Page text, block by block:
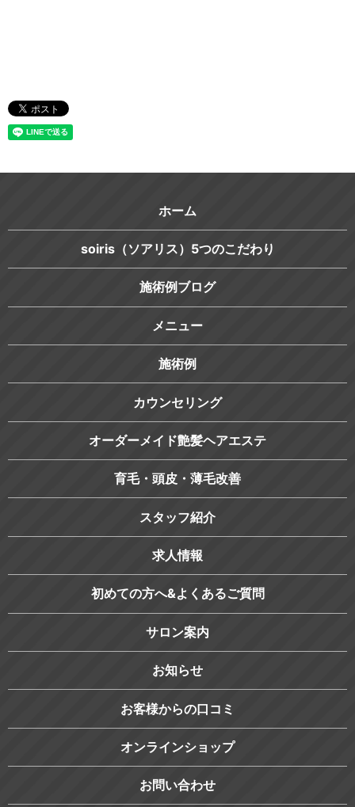
ホーム
soiris（ソアリス）5つのこだわり
施術例ブログ
メニュー
施術例
カウンセリング
オーダーメイド艶髪ヘアエステ
育毛・頭皮・薄毛改善
スタッフ紹介
求人情報
初めての方へ&よくあるご質問
サロン案内
お知らせ
お客様からの口コミ
オンラインショップ
お問い合わせ